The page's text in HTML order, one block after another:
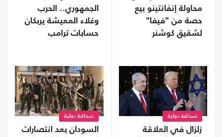
محاولة إنفانتينو بيع
حصة من "فيفا"
لشقيق كوشنر
الجمهوري.. الحرب
وغلاء المعيشة يربكان
حسابات ترامب
صحافة دولية
زلزال في العلاقة
صحافة دولية
السودان بعد انتصارات